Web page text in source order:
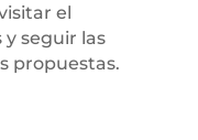
el
seguir las
propuestas.